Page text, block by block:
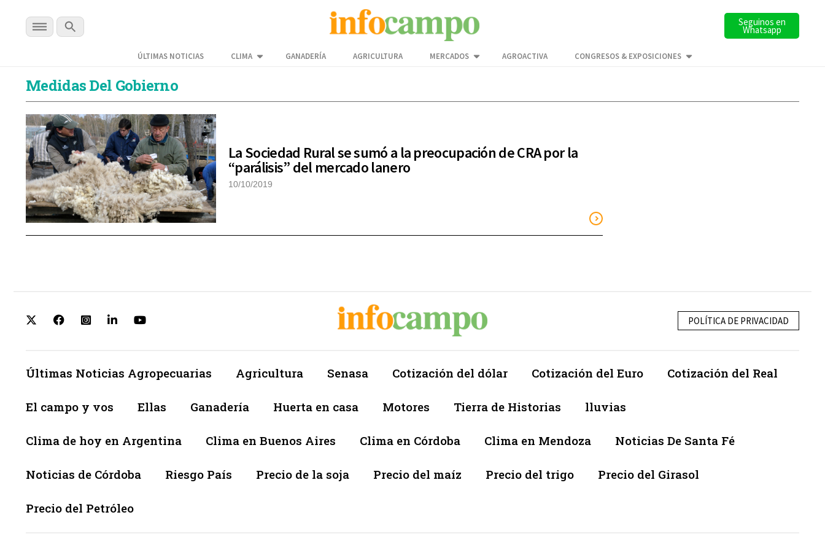
Seguinos en
Whatsapp
ÚLTIMAS NOTICIAS CLIMA GANADERÍA AGRICULTURA MERCADOS AGROACTIVA CONGRESOS & EXPOSICIONES
Medidas Del Gobierno
La Sociedad Rural se sumó a la preocupación de CRA por la
“parálisis” del mercado lanero
10/10/2019
POLÍTICA DE PRIVACIDAD
Últimas Noticias Agropecuarias Agricultura Senasa Cotización del dólar Cotización del Euro Cotización del Real
El campo y vos Ellas Ganadería Huerta en casa Motores Tierra de Historias lluvias
Clima de hoy en Argentina Clima en Buenos Aires Clima en Córdoba Clima en Mendoza Noticias De Santa Fé
Noticias de Córdoba Riesgo País Precio de la soja Precio del maíz Precio del trigo Precio del Girasol
Precio del Petróleo